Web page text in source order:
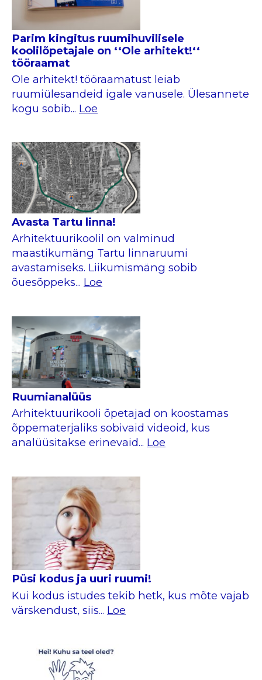
Parim kingitus ruumihuvilisele
koolilõpetajale on ‘‘Ole arhitekt!‘‘
tööraamat
Ole arhitekt! tööraamatust leiab
ruumiülesandeid igale vanusele. Ülesannete
kogu sobib... Loe
Avasta Tartu linna!
Arhitektuurikoolil on valminud
maastikumäng Tartu linnaruumi
avastamiseks. Liikumismäng sobib
õuesõppeks... Loe
Ruumianalüüs
Arhitektuurikooli õpetajad on koostamas
õppematerjaliks sobivaid videoid, kus
analüüsitakse erinevaid... Loe
Püsi kodus ja uuri ruumi!
Kui kodus istudes tekib hetk, kus mõte vajab
värskendust, siis... Loe